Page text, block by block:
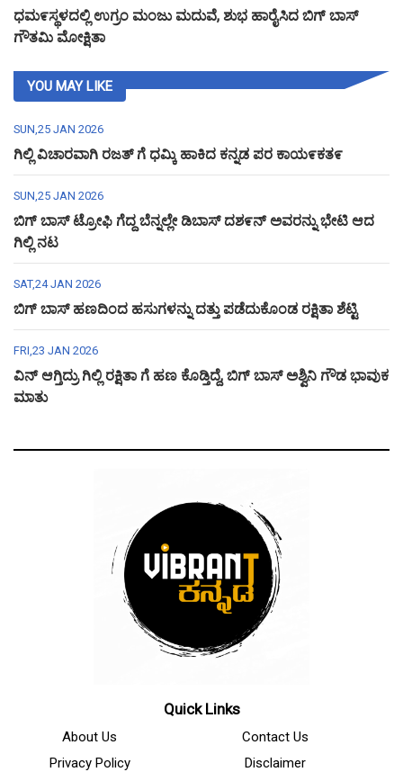
ಧಮ೯ಸ್ಥಳದಲ್ಲಿ ಉಗ್ರಂ ಮಂಜು ಮದುವೆ, ಶುಭ ಹಾರೈಸಿದ ಬಿಗ್ ಬಾಸ್
ಗೌತಮಿ ಮೋಕ್ಷಿತಾ
YOU MAY LIKE
SUN,25 JAN 2026
ಗಿಲ್ಲಿ ವಿಚಾರವಾಗಿ ರಜತ್ ಗೆ ಧಮ್ಕಿ ಹಾಕಿದ ಕನ್ನಡ ಪರ ಕಾಯ೯ಕತ೯
SUN,25 JAN 2026
ಬಿಗ್ ಬಾಸ್ ಟ್ರೋಫಿ ಗೆದ್ದ ಬೆನ್ನಲ್ಲೇ ಡಿಬಾಸ್ ದಶ೯ನ್ ಅವರನ್ನು ಭೇಟಿ ಆದ
ಗಿಲ್ಲಿ ನಟ
SAT,24 JAN 2026
ಬಿಗ್ ಬಾಸ್ ಹಣದಿಂದ ಹಸುಗಳನ್ನು ದತ್ತು ಪಡೆದುಕೊಂಡ ರಕ್ಷಿತಾ ಶೆಟ್ಟಿ
FRI,23 JAN 2026
ವಿನ್ ಆಗ್ತಿದ್ರು ಗಿಲ್ಲಿ ರಕ್ಷಿತಾ ಗೆ ಹಣ ಕೊಡ್ತಿದ್ದೆ, ಬಿಗ್ ಬಾಸ್ ಅಶ್ವಿನಿ ಗೌಡ ಭಾವುಕ
ಮಾತು
Quick Links
About Us
Contact Us
Privacy Policy
Disclaimer